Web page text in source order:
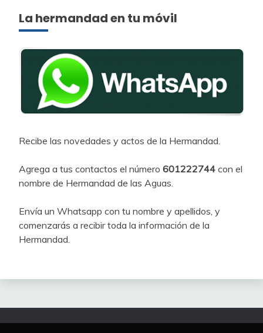
La hermandad en tu móvil
Recibe las novedades y actos de la Hermandad.
Agrega a tus contactos el número 601222744 con el
nombre de Hermandad de las Aguas.
Envía un Whatsapp con tu nombre y apellidos, y
comenzarás a recibir toda la información de la
Hermandad.